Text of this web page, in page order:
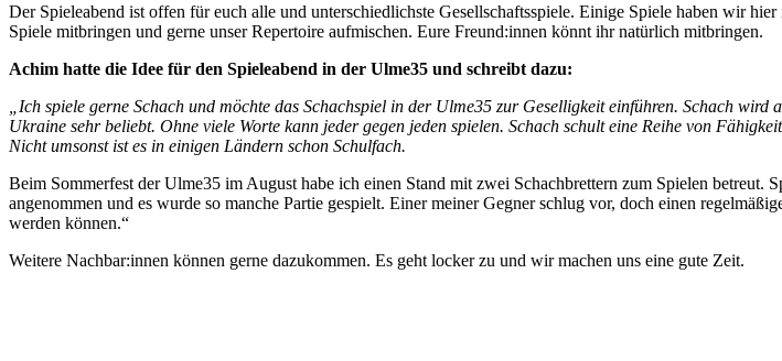
Der Spieleabend ist offen für euch alle und unterschiedlichste Gesellschaftsspiele. Einige Spiele haben wir
Spiele mitbringen und gerne unser Repertoire aufmischen. Eure Freund:innen könnt ihr natürlich mitbringen.
Achim hatte die Idee für den Spieleabend in der Ulme35 und schreibt dazu:
„Ich spiele gerne Schach und möchte das Schachspiel in der Ulme35 zur Geselligkeit einführen. Schach
Ukraine sehr beliebt. Ohne viele Worte kann jeder gegen jeden spielen. Schach schult eine Reihe von
Nicht umsonst ist es in einigen Ländern schon Schulfach.
Beim Sommerfest der Ulme35 im August habe ich einen Stand mit zwei Schachbrettern zum Spielen betreut.
angenommen und es wurde so manche Partie gespielt. Einer meiner Gegner schlug vor, doch einen
werden können.“
Weitere Nachbar:innen können gerne dazukommen. Es geht locker zu und wir machen uns eine gute Zeit.